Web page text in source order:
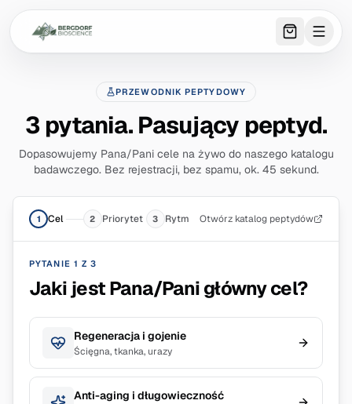
0 item
PRZEWODNIK PEPTYDOWY
3 pytania. Pasujący peptyd.
Dopasowujemy Pana/Pani cele na żywo do naszego katalogu
badawczego. Bez rejestracji, bez spamu, ok. 45 sekund.
1 Cel 2 Priorytet 3 Rytm Otwórz katalog peptydów
PYTANIE 1 Z 3
Jaki jest Pana/Pani główny cel?
Regeneracja i gojenie
Ścięgna, tkanka, urazy
Anti-aging i długowieczność